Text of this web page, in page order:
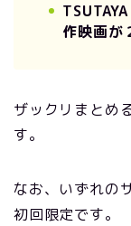
作映画が
ザックリまとめ
す。
なお、いずれの
初回限定です。